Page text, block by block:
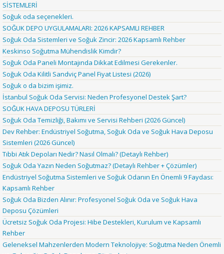
SİSTEMLERİ
Soğuk oda seçenekleri.
SOĞUK DEPO UYGULAMALARI: 2026 KAPSAMLI REHBER
Soğuk Oda Sistemleri ve Soğuk Zincir: 2026 Kapsamlı Rehber
Keskinso Soğutma Mühendislik Kimdir?
Soğuk Oda Paneli Montajında Dikkat Edilmesi Gerekenler.
Soğuk Oda Kilitli Sandviç Panel Fiyat Listesi (2026)
Soğuk o da bizim işimiz.
İstanbul Soğuk Oda Servisi: Neden Profesyonel Destek Şart?
SOĞUK HAVA DEPOSU TÜRLERİ
Soğuk Oda Temizliği, Bakımı ve Servisi Rehberi (2026 Güncel)
Dev Rehber: Endüstriyel Soğutma, Soğuk Oda ve Soğuk Hava Deposu
Sistemleri (2026 Güncel)
Tıbbi Atık Depoları Nedir? Nasıl Olmalı? (Detaylı Rehber)
Soğuk Oda Yazın Neden Soğutmaz? (Detaylı Rehber + Çözümler)
Endüstriyel Soğutma Sistemleri ve Soğuk Odanın En Önemli 9 Faydası:
Kapsamlı Rehber
Soğuk Oda Bizden Alınır: Profesyonel Soğuk Oda ve Soğuk Hava
Deposu Çözümleri
Ücretsiz Soğuk Oda Projesi: Hibe Destekleri, Kurulum ve Kapsamlı
Rehber
Geleneksel Mahzenlerden Modern Teknolojiye: Soğutma Neden Önemli